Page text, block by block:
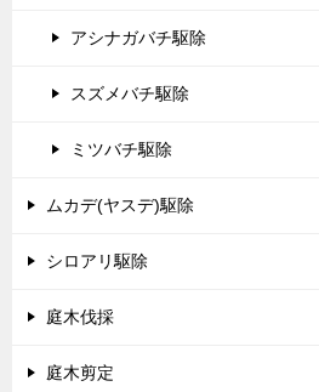
アシナガバチ駆除
スズメバチ駆除
ミツバチ駆除
ムカデ(ヤスデ)駆除
シロアリ駆除
庭木伐採
庭木剪定